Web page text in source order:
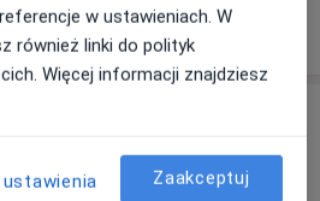
więcej
o adresie
wyłącznie pacjentów
wizytę samodzielnie lub
w ustawieniach. W
również linki do polityk
Więcej informacji znajdziesz
Zaakceptuj